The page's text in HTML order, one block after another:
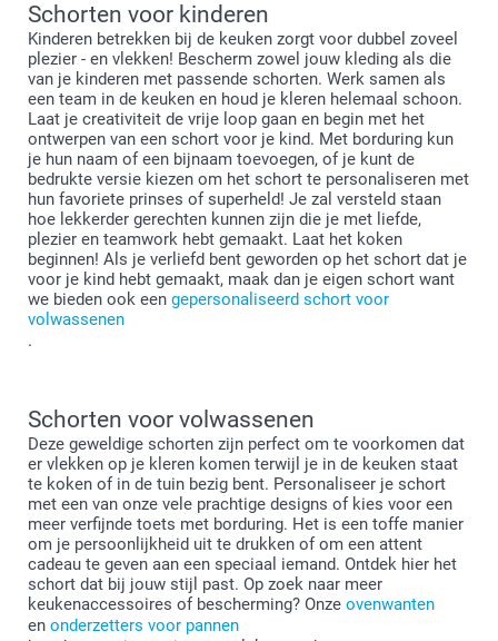
voor je keuken, tuin, badkamer of garderobe creëer je
eenvoudig je meest favoriete textielproducten.
Schorten voor kinderen
Kinderen betrekken bij de keuken zorgt voor dubbel zoveel
plezier - en vlekken! Bescherm zowel jouw kleding als die
van je kinderen met passende schorten. Werk samen als
een team in de keuken en houd je kleren helemaal schoon.
Laat je creativiteit de vrije loop gaan en begin met het
ontwerpen van een schort voor je kind. Met borduring kun
je hun naam of een bijnaam toevoegen, of je kunt de
bedrukte versie kiezen om het schort te personaliseren met
hun favoriete prinses of superheld! Je zal versteld staan
hoe lekkerder gerechten kunnen zijn die je met liefde,
plezier en teamwork hebt gemaakt. Laat het koken
beginnen! Als je verliefd bent geworden op het schort dat je
voor je kind hebt gemaakt, maak dan je eigen schort want
we bieden ook een gepersonaliseerd schort voor
volwassenen
.
Schorten voor volwassenen
Deze geweldige schorten zijn perfect om te voorkomen dat
er vlekken op je kleren komen terwijl je in de keuken staat
te koken of in de tuin bezig bent. Personaliseer je schort
met een van onze vele prachtige designs of kies voor een
meer verfijnde toets met borduring. Het is een toffe manier
om je persoonlijkheid uit te drukken of om een attent
cadeau te geven aan een speciaal iemand. Ontdek hier het
schort dat bij jouw stijl past. Op zoek naar meer
keukenaccessoires of bescherming? Onze ovenwanten
en onderzetters voor pannen